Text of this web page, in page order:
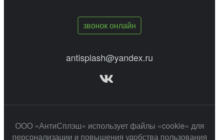
звонок онлайн
antisplash@yandex.ru
ООО «АнтиСплэш» использует файлы «cookie» для
персонализации и повышения удобства пользования